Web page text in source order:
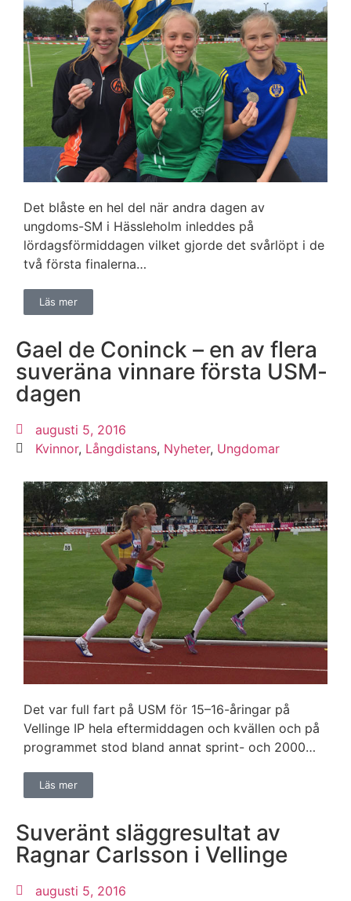
Det blåste en hel del när andra dagen av
ungdoms-SM i Hässleholm inleddes på
lördagsförmiddagen vilket gjorde det svårlöpt i de
två första finalerna…
Läs mer
Gael de Coninck – en av flera
suveräna vinnare första USM-
dagen
augusti 5, 2016
Kvinnor, Långdistans, Nyheter, Ungdomar
Det var full fart på USM för 15–16-åringar på
Vellinge IP hela eftermiddagen och kvällen och på
programmet stod bland annat sprint- och 2000…
Läs mer
Suveränt släggresultat av
Ragnar Carlsson i Vellinge
augusti 5, 2016